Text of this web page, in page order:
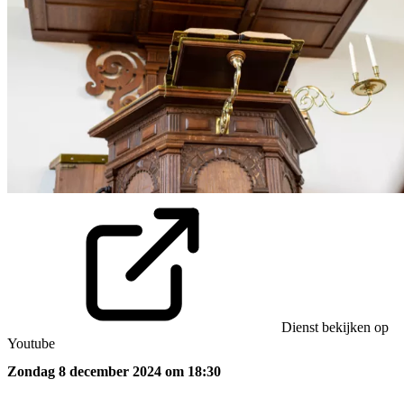
Dienst bekijken op
Youtube
Zondag 8 december 2024 om 18:30